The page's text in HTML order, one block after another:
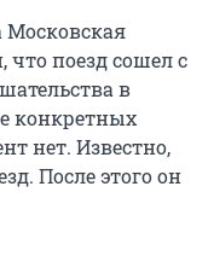
что поезд сошел с
в
конкретных
нет. Известно,
После этого он